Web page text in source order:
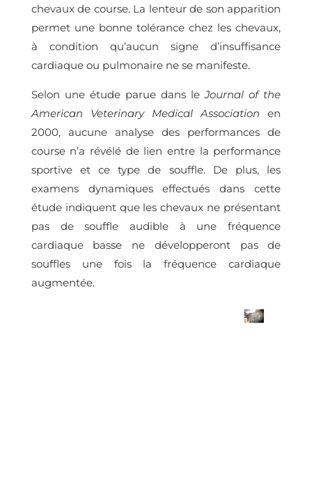
chevaux de course. La lenteur de son apparition
permet une bonne tolérance chez les chevaux,
à condition qu’aucun signe d’insuffisance
cardiaque ou pulmonaire ne se manifeste.
Selon une étude parue dans leJournal of the
American Veterinary Medical Association en
2000, aucune analyse des performances de
course n’a révélé de lien entre la performance
sportive et ce type de souffle. De plus, les
examens dynamiques effectués dans cette
étude indiquent que les chevaux ne présentant
pas de souffle audible à une fréquence
cardiaque basse ne développeront pas de
souffles une fois la fréquence cardiaque
augmentée.